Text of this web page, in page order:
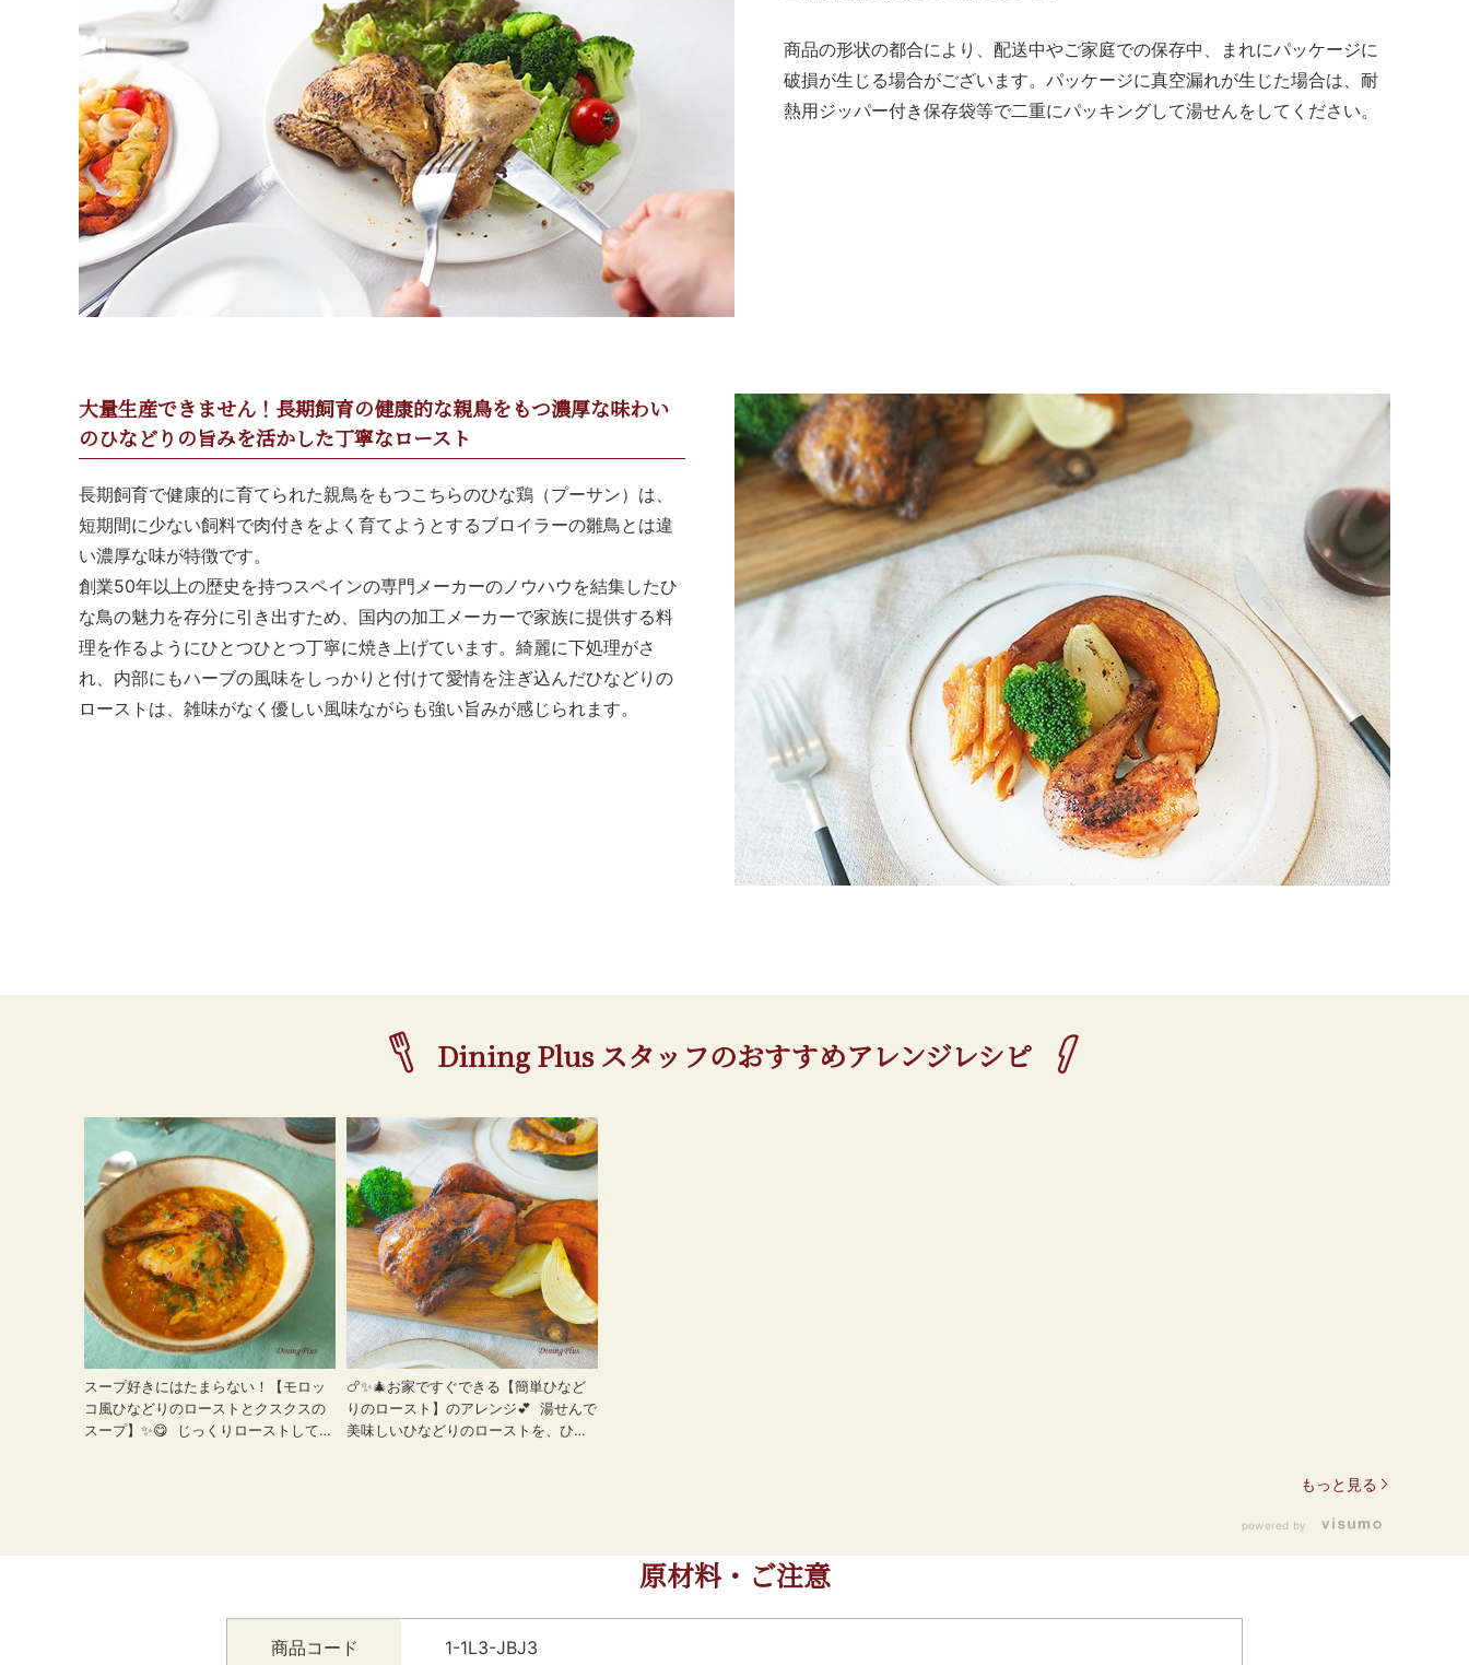
商品の形状の都合により、配送中やご家庭での保存中、まれにパッケージに
破損が生じる場合がございます。パッケージに真空漏れが生じた場合は、耐
熱用ジッパー付き保存袋等で二重にパッキングして湯せんをしてください。
大量生産できません！長期飼育の健康的な親鳥をもつ濃厚な味わい
のひなどりの旨みを活かした丁寧なロースト
長期飼育で健康的に育てられた親鳥をもつこちらのひな鶏（プーサン）は、
短期間に少ない飼料で肉付きをよく育てようとするブロイラーの雛鳥とは違
い濃厚な味が特徴です。
創業50年以上の歴史を持つスペインの専門メーカーのノウハウを結集したひ
な鳥の魅力を存分に引き出すため、国内の加工メーカーで家族に提供する料
理を作るようにひとつひとつ丁寧に焼き上げています。綺麗に下処理がさ
れ、内部にもハーブの風味をしっかりと付けて愛情を注ぎ込んだひなどりの
ローストは、雑味がなく優しい風味ながらも強い旨みが感じられます。
スープ好きにはたまらない！【モロッ
コ風ひなどりのローストとクスクスの
スープ】✨️😋 じっくりローストして味
よく食べられる料理です。 野菜はカボ
にたっぷりのパセリとレモンオイルを
🍗✨🎄お家ですぐできる【簡単ひなど
りのロースト】のアレンジ💕 湯せんで
美味しいひなどりのローストを、ひと
も一緒に焼けば、 お休みの日に食べた
------------------ ⇒「ひなどりのロー
もっと見る
powered by
原材料・ご注意
商品コード 1-1L3-JBJ3